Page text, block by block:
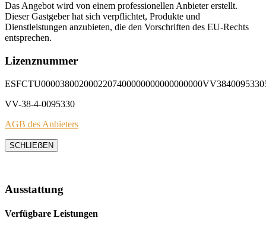
Das Angebot wird von einem professionellen Anbieter erstellt.
Dieser Gastgeber hat sich verpflichtet, Produkte und
Dienstleistungen anzubieten, die den Vorschriften des EU-Rechts
entsprechen.
Lizenznummer
VV-38-4-0095330
AGB des Anbieters
SCHLIEẞEN
Ausstattung
Verfügbare Leistungen